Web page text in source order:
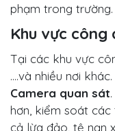
phạm trong trường.
Khu vực công
Tại các khu vực
….và nhiều nơi
Camera quan sát
hơn, kiểm soát
cả lừa đảo, tệ nạn